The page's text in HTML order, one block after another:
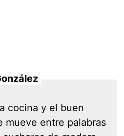
cocina y el buen
mueve entre palabras